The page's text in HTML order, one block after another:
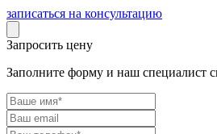
записаться на консультацию
Запросить цену
Заполните форму и наш специалист